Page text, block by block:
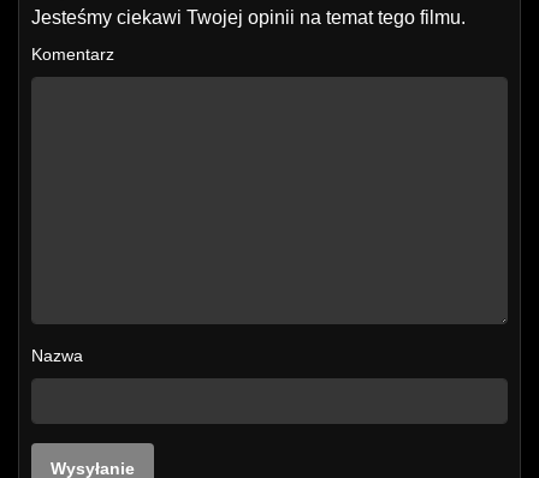
Jesteśmy ciekawi Twojej opinii na temat tego filmu.
Komentarz
Nazwa